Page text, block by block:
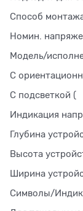
Способ
Номин.
Модель/
С
С подсветкой (
Индикация
Глубина
Высота
Ширина
Символы/